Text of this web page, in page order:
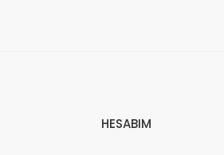
HESABIM